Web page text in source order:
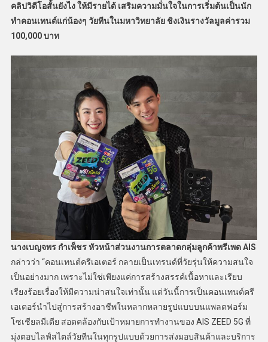
คลิปวิดีโอสั้นยังไง ให้มีรายได้ เสริมความมั่นใจในการเริ่มต้นเป็นนัก
ทำคอนเทนต์แก่น้องๆ วัยทีนในมหาวิทยาลัย ชิงเงินรางวัลมูลค่ารวม
100,000 บาท
นางเบญจพร กำเพ็ชร หัวหน้าส่วนงานการตลาดกลุ่มลูกค้าพรีเพด AIS
กล่าวว่า “คอนเทนต์ครีเอเตอร์ กลายเป็นเทรนด์ที่วัยรุ่นให้ความสนใจ
เป็นอย่างมาก เพราะไม่ใช่เพียงแค่การสร้างสรรค์เนื้อหาและเรียบ
เรียงร้อยเรื่องให้มีความน่าสนใจเท่านั้น แต่วันนี้การเป็นคอนเทนต์ครี
เอเตอร์นำไปสู่การสร้างอาชีพในหลากหลายรูปแบบบนแพลตฟอร์ม
โซเชียลมีเดีย สอดคล้องกับเป้าหมายการทำงานของ AIS ZEED 5G ที่
มุ่งตอบไลฟ์สไตล์วัยทีนในทุกรูปแบบด้วยการส่งมอบสินค้าและบริการ